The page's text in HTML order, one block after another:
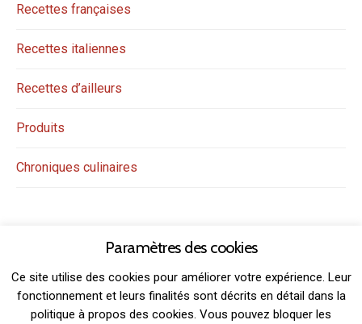
Recettes françaises
Recettes italiennes
Recettes d’ailleurs
Produits
Chroniques culinaires
Paramètres des cookies
Ce site utilise des cookies pour améliorer votre expérience. Leur
fonctionnement et leurs finalités sont décrits en détail dans la
politique à propos des cookies. Vous pouvez bloquer les